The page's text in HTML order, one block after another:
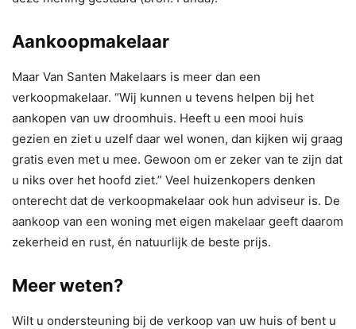
Aankoopmakelaar
Maar Van Santen Makelaars is meer dan een
verkoopmakelaar. “Wij kunnen u tevens helpen bij het
aankopen van uw droomhuis. Heeft u een mooi huis
gezien en ziet u uzelf daar wel wonen, dan kijken wij graag
gratis even met u mee. Gewoon om er zeker van te zijn dat
u niks over het hoofd ziet.” Veel huizenkopers denken
onterecht dat de verkoopmakelaar ook hun adviseur is. De
aankoop van een woning met eigen makelaar geeft daarom
zekerheid en rust, én natuurlijk de beste prijs.
Meer weten?
Wilt u ondersteuning bij de verkoop van uw huis of bent u